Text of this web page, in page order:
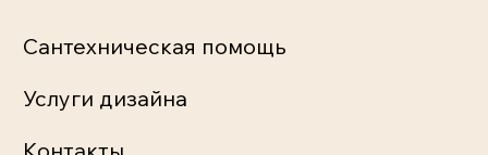
Сантехническая помощь
Услуги дизайна